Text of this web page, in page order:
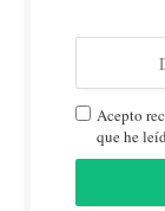
Acepto
que he